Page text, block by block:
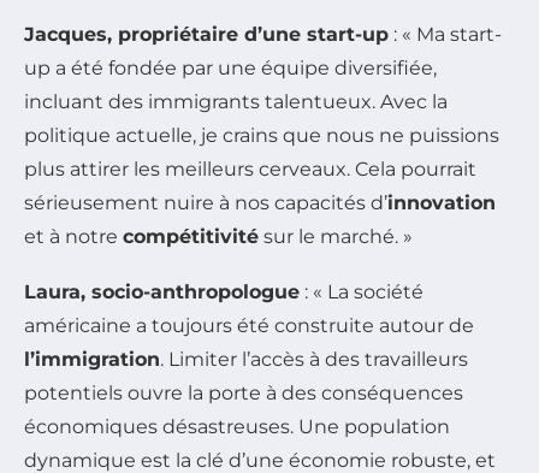
Jacques, propriétaire d’une start-up : « Ma start-
up a été fondée par une équipe diversifiée,
incluant des immigrants talentueux. Avec la
politique actuelle, je crains que nous ne puissions
plus attirer les meilleurs cerveaux. Cela pourrait
sérieusement nuire à nos capacités d’innovation
et à notre compétitivité sur le marché. »
Laura, socio-anthropologue : « La société
américaine a toujours été construite autour de
l’immigration. Limiter l’accès à des travailleurs
potentiels ouvre la porte à des conséquences
économiques désastreuses. Une population
dynamique est la clé d’une économie robuste, et